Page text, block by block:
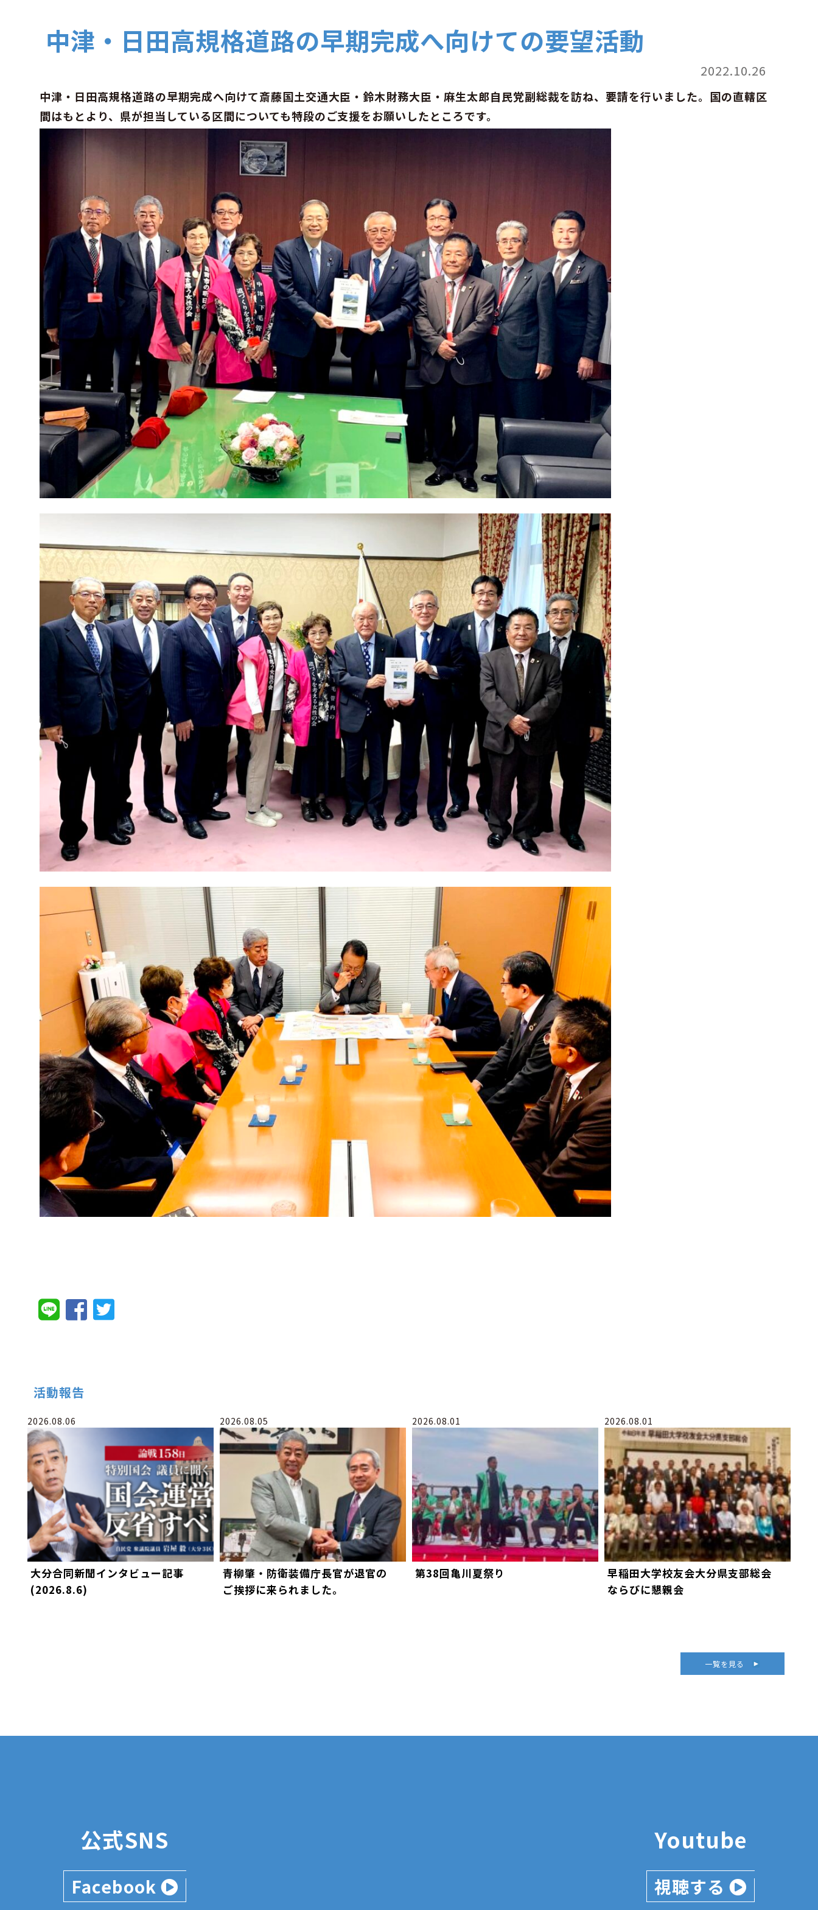
中津・日田高規格道路の早期完成へ向けての要望活動
2022.10.26
中津・日田高規格道路の早期完成へ向けて斎藤国土交通大臣・鈴木財務大臣・麻生太郎自民党副総裁を訪ね、要請を行いました。国の直轄区
間はもとより、県が担当している区間についても特段のご支援をお願いしたところです。
活動報告
2026.08.06
大分合同新聞インタビュー記事
(2026.8.6)
2026.08.05
青柳肇・防衛装備庁長官が退官の
ご挨拶に来られました。
2026.08.01
第38回亀川夏祭り
2026.08.01
早稲田大学校友会大分県支部総会
ならびに懇親会
一覧を見る
公式SNS
Facebook
Youtube
視聴する